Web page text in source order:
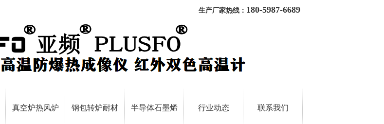
生产厂家热线： 180-5987-6689
真空炉热风炉 钢包转炉耐材 半导体石墨烯 行业动态 联系我们